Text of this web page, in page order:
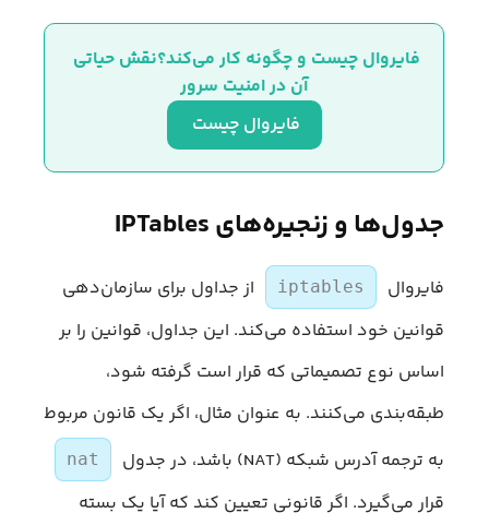
فایروال چیست و چگونه کار می‌کند؟نقش حیاتی
آن در امنیت سرور
فایروال چیست
جدول‌ها و زنجیره‌های IPTables
فایروال iptables
از جداول برای سازمان‌دهی
قوانین خود استفاده می‌کند. این جداول، قوانین را بر
اساس نوع تصمیماتی که قرار است گرفته شود،
طبقه‌بندی می‌کنند. به عنوان مثال، اگر یک قانون مربوط
به ترجمه آدرس شبکه (NAT) باشد، در جدول
nat
قرار می‌گیرد. اگر قانونی تعیین کند که آیا یک بسته